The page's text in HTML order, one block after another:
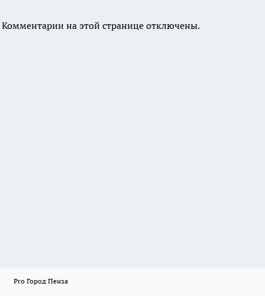
Комментарии на этой странице отключены.
Pro Город Пенза